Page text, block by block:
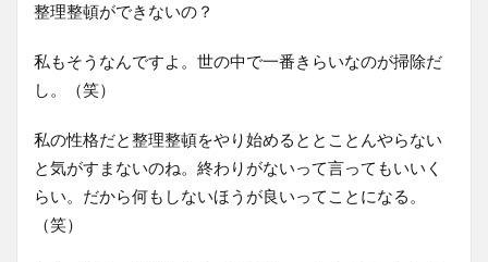
整理整頓ができないの？
私もそうなんですよ。世の中で一番きらいなのが掃除だ
し。（笑）
私の性格だと整理整頓をやり始めるととことんやらない
と気がすまないのね。終わりがないって言ってもいいく
らい。だから何もしないほうが良いってことになる。
（笑）